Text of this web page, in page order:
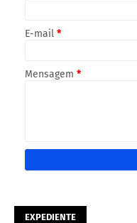
E-mail *
Mensagem *
EXPEDIENTE